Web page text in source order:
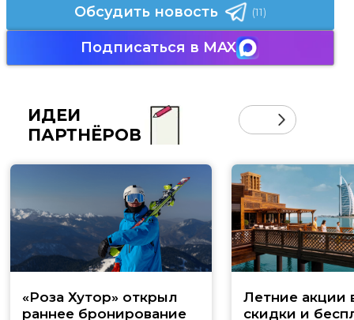
Обсудить новость (11)
Подписаться в MAX
ИДЕИ
ПАРТНЁРОВ
«Роза Хутор» открыл
раннее бронирование
Летние акции
скидки и